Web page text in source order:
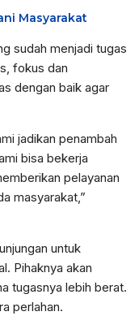
Masyarakat
sudah menjadi tugas
fokus dan
dengan baik agar
jadikan penambah
bisa bekerja
pelayanan
masyarakat,”
untuk
Pihaknya akan
tugasnya lebih berat.
perlahan.